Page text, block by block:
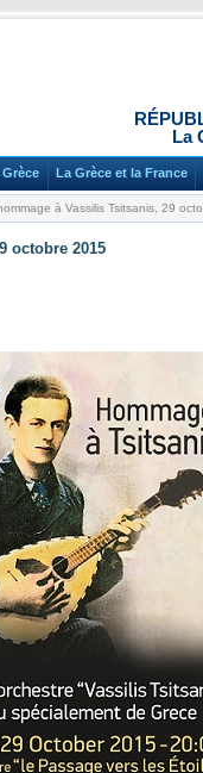
La
La Grèce et la France
à Vassilis Tsitsanis, 29
octobre 2015